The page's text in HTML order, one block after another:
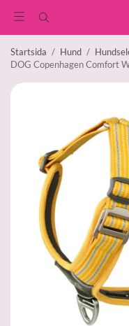
Startsida / Hund /
DOG Copenhagen Comfort